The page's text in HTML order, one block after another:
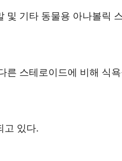
및 기타 동물용 아나볼릭
른 스테로이드에 비해 식
고 있다.